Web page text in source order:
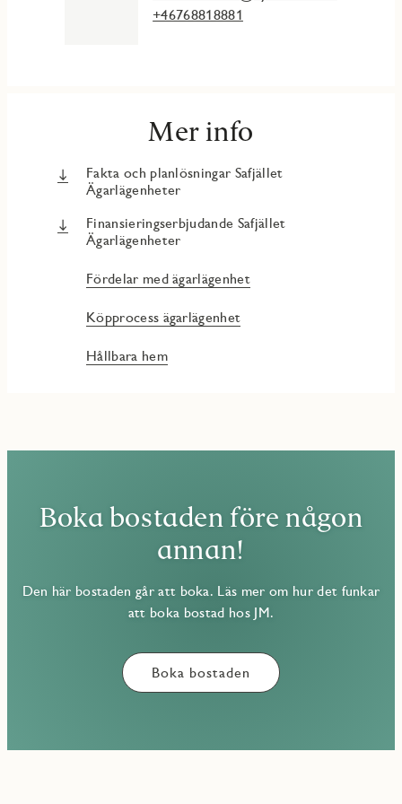
+46768818881
Mer info
Fakta och planlösningar Safjället
Ägarlägenheter
Finansieringserbjudande Safjället
Ägarlägenheter
Fördelar med ägarlägenhet
Köpprocess ägarlägenhet
Hållbara hem
Boka bostaden före någon
annan!
Den här bostaden går att boka. Läs mer om hur det funkar
att boka bostad hos JM.
Boka bostaden